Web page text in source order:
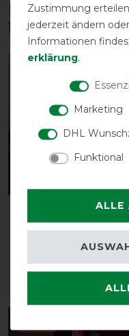
Diese
interessieren
Horseware Liner 100g
Navy
vorher 79,95 €
ARTIKEL
Zustimmung
jederzeit ändern
Informationen
erklärung.
Marketing
DHL
Funktional
ALLE